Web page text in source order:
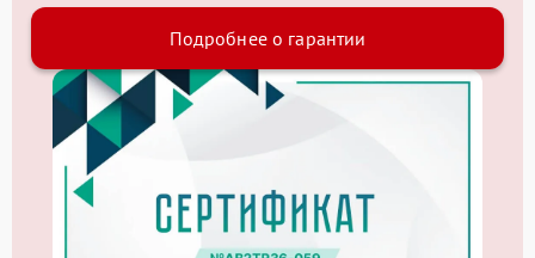
Подробнее о гарантии